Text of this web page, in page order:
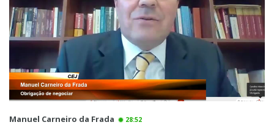
Manuel Carneiro da Frada 28:52